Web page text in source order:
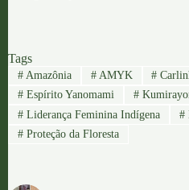
Tags
#Amazônia #AMYK #
#Espírito Yanomami #
#Liderança Feminina Indígena #
#Proteção da Floresta